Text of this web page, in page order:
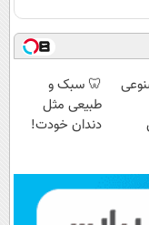
🦷 سبک و
طبیعی مثل
دندان خودت!
💳 📍 تهران